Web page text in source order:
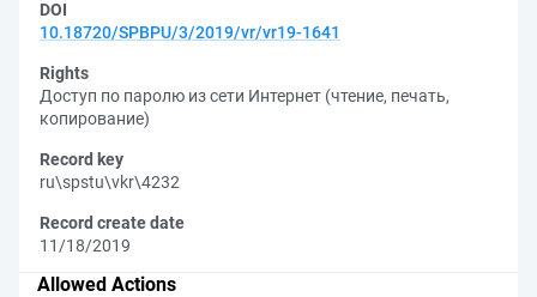
DOI
10.18720/SPBPU/3/2019/vr/vr19-1641
Rights
Доступ по паролю из сети Интернет (чтение, печать,
копирование)
Record key
ru\spstu\vkr\4232
Record create date
11/18/2019
Allowed Actions